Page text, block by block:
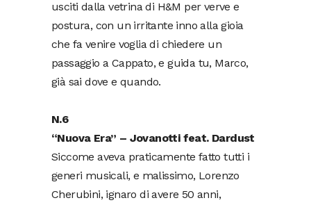
usciti dalla vetrina di H&M per verve e
postura, con un irritante inno alla gioia
che fa venire voglia di chiedere un
passaggio a Cappato, e guida tu, Marco,
già sai dove e quando.
N.6
“Nuova Era” – Jovanotti feat. Dardust
Siccome aveva praticamente fatto tutti i
generi musicali, e malissimo, Lorenzo
Cherubini, ignaro di avere 50 anni,